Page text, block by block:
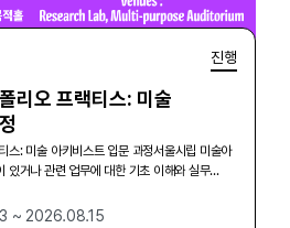
진행
오 프랙티스: 미술
: 미술 아키비스트 입문 과정서울시립 미술아
있거나 관련 업무에 대한 기초 이해와 실무...
~ 2026.08.15